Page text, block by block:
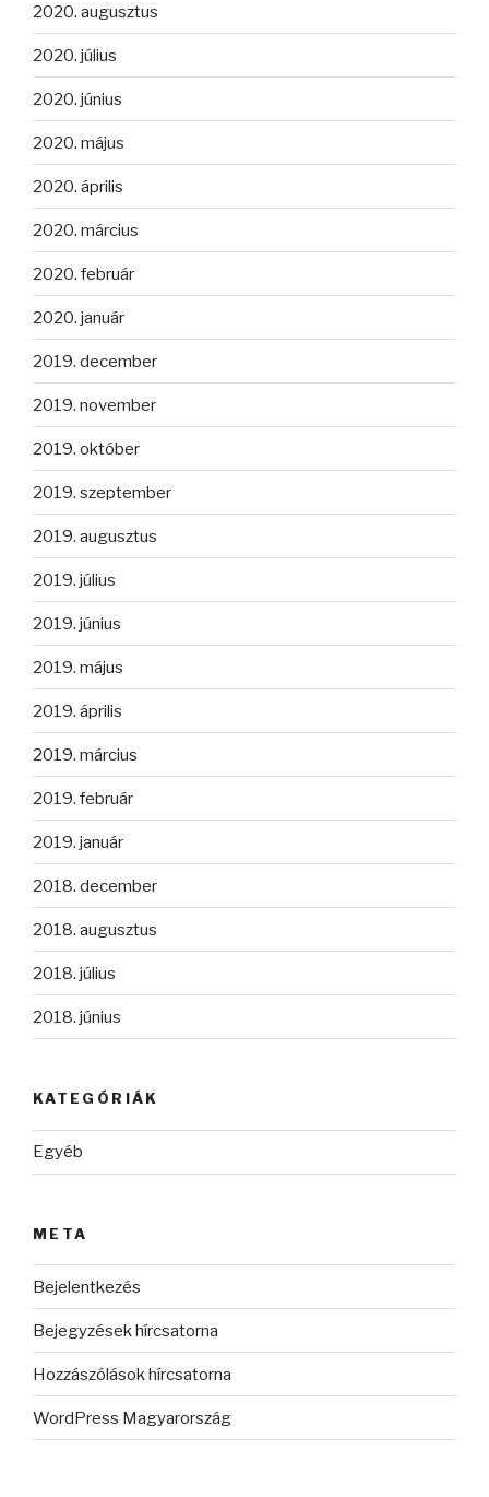
2020. augusztus
2020. július
2020. június
2020. május
2020. április
2020. március
2020. február
2020. január
2019. december
2019. november
2019. október
2019. szeptember
2019. augusztus
2019. július
2019. június
2019. május
2019. április
2019. március
2019. február
2019. január
2018. december
2018. augusztus
2018. július
2018. június
KATEGÓRIÁK
Egyéb
META
Bejelentkezés
Bejegyzések hírcsatorna
Hozzászólások hírcsatorna
WordPress Magyarország